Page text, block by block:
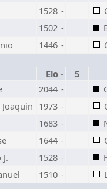
1528 -
1502 -
1446 -
Elo -
5
2044 -
Joaquin 1973 -
1683 -
1644 -
1528 -
1510 -